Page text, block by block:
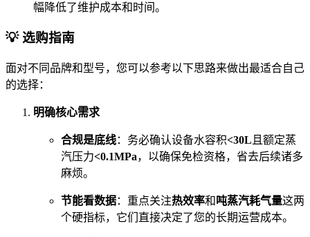
幅降低了维护成本和时间。
💡 选购指南
面对不同品牌和型号，您可以参考以下思路来做出最适合自己
的选择：
明确核心需求
合规是底线：务必确认设备水容积<30L 且额定蒸
汽压力<0.1MPa，以确保免检资格，省去后续诸多
麻烦。
节能看数据：重点关注热效率和 吨蒸汽耗气量这两
个硬指标，它们直接决定了您的长期运营成本。